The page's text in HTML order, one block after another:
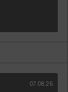
07.08.26